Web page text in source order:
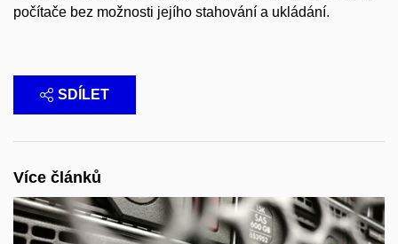
počítače bez možnosti jejího stahování a ukládání.
SDÍLET
Více článků